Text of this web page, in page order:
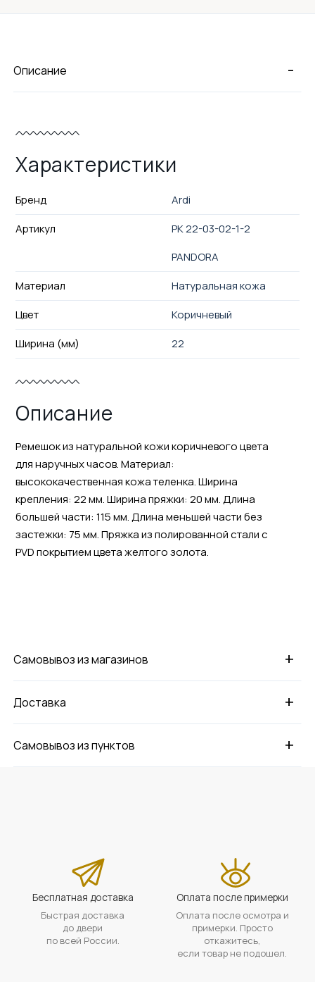
-
Описание
Характеристики
Бренд
Ardi
Артикул
РК 22-03-02-1-2
PANDORA
Материал
Натуральная кожа
Цвет
Коричневый
Ширина (мм)
22
Описание
Ремешок из натуральной кожи коричневого цвета
для наручных часов. Материал:
высококачественная кожа теленка. Ширина
крепления: 22 мм. Ширина пряжки: 20 мм. Длина
большей части: 115 мм. Длина меньшей части без
застежки: 75 мм. Пряжка из полированной стали с
PVD покрытием цвета желтого золота.
+
Самовывоз из магазинов
+
Доставка
+
Самовывоз из пунктов
Бесплатная доставка
Быстрая доставка
до двери
по всей России.
Оплата после примерки
Оплата после осмотра и
примерки. Просто
откажитесь,
если товар не подошел.